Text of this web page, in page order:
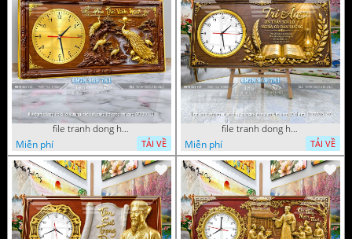
file tranh dong ho tu quy tung hac dai bang ho rong phuong 072026 11
Miễn phí
TẢI VỀ
file tranh dong ho tri an thay co ngay nha giao viet nam 20 thang 11 072026 77
Miễn phí
TẢI VỀ